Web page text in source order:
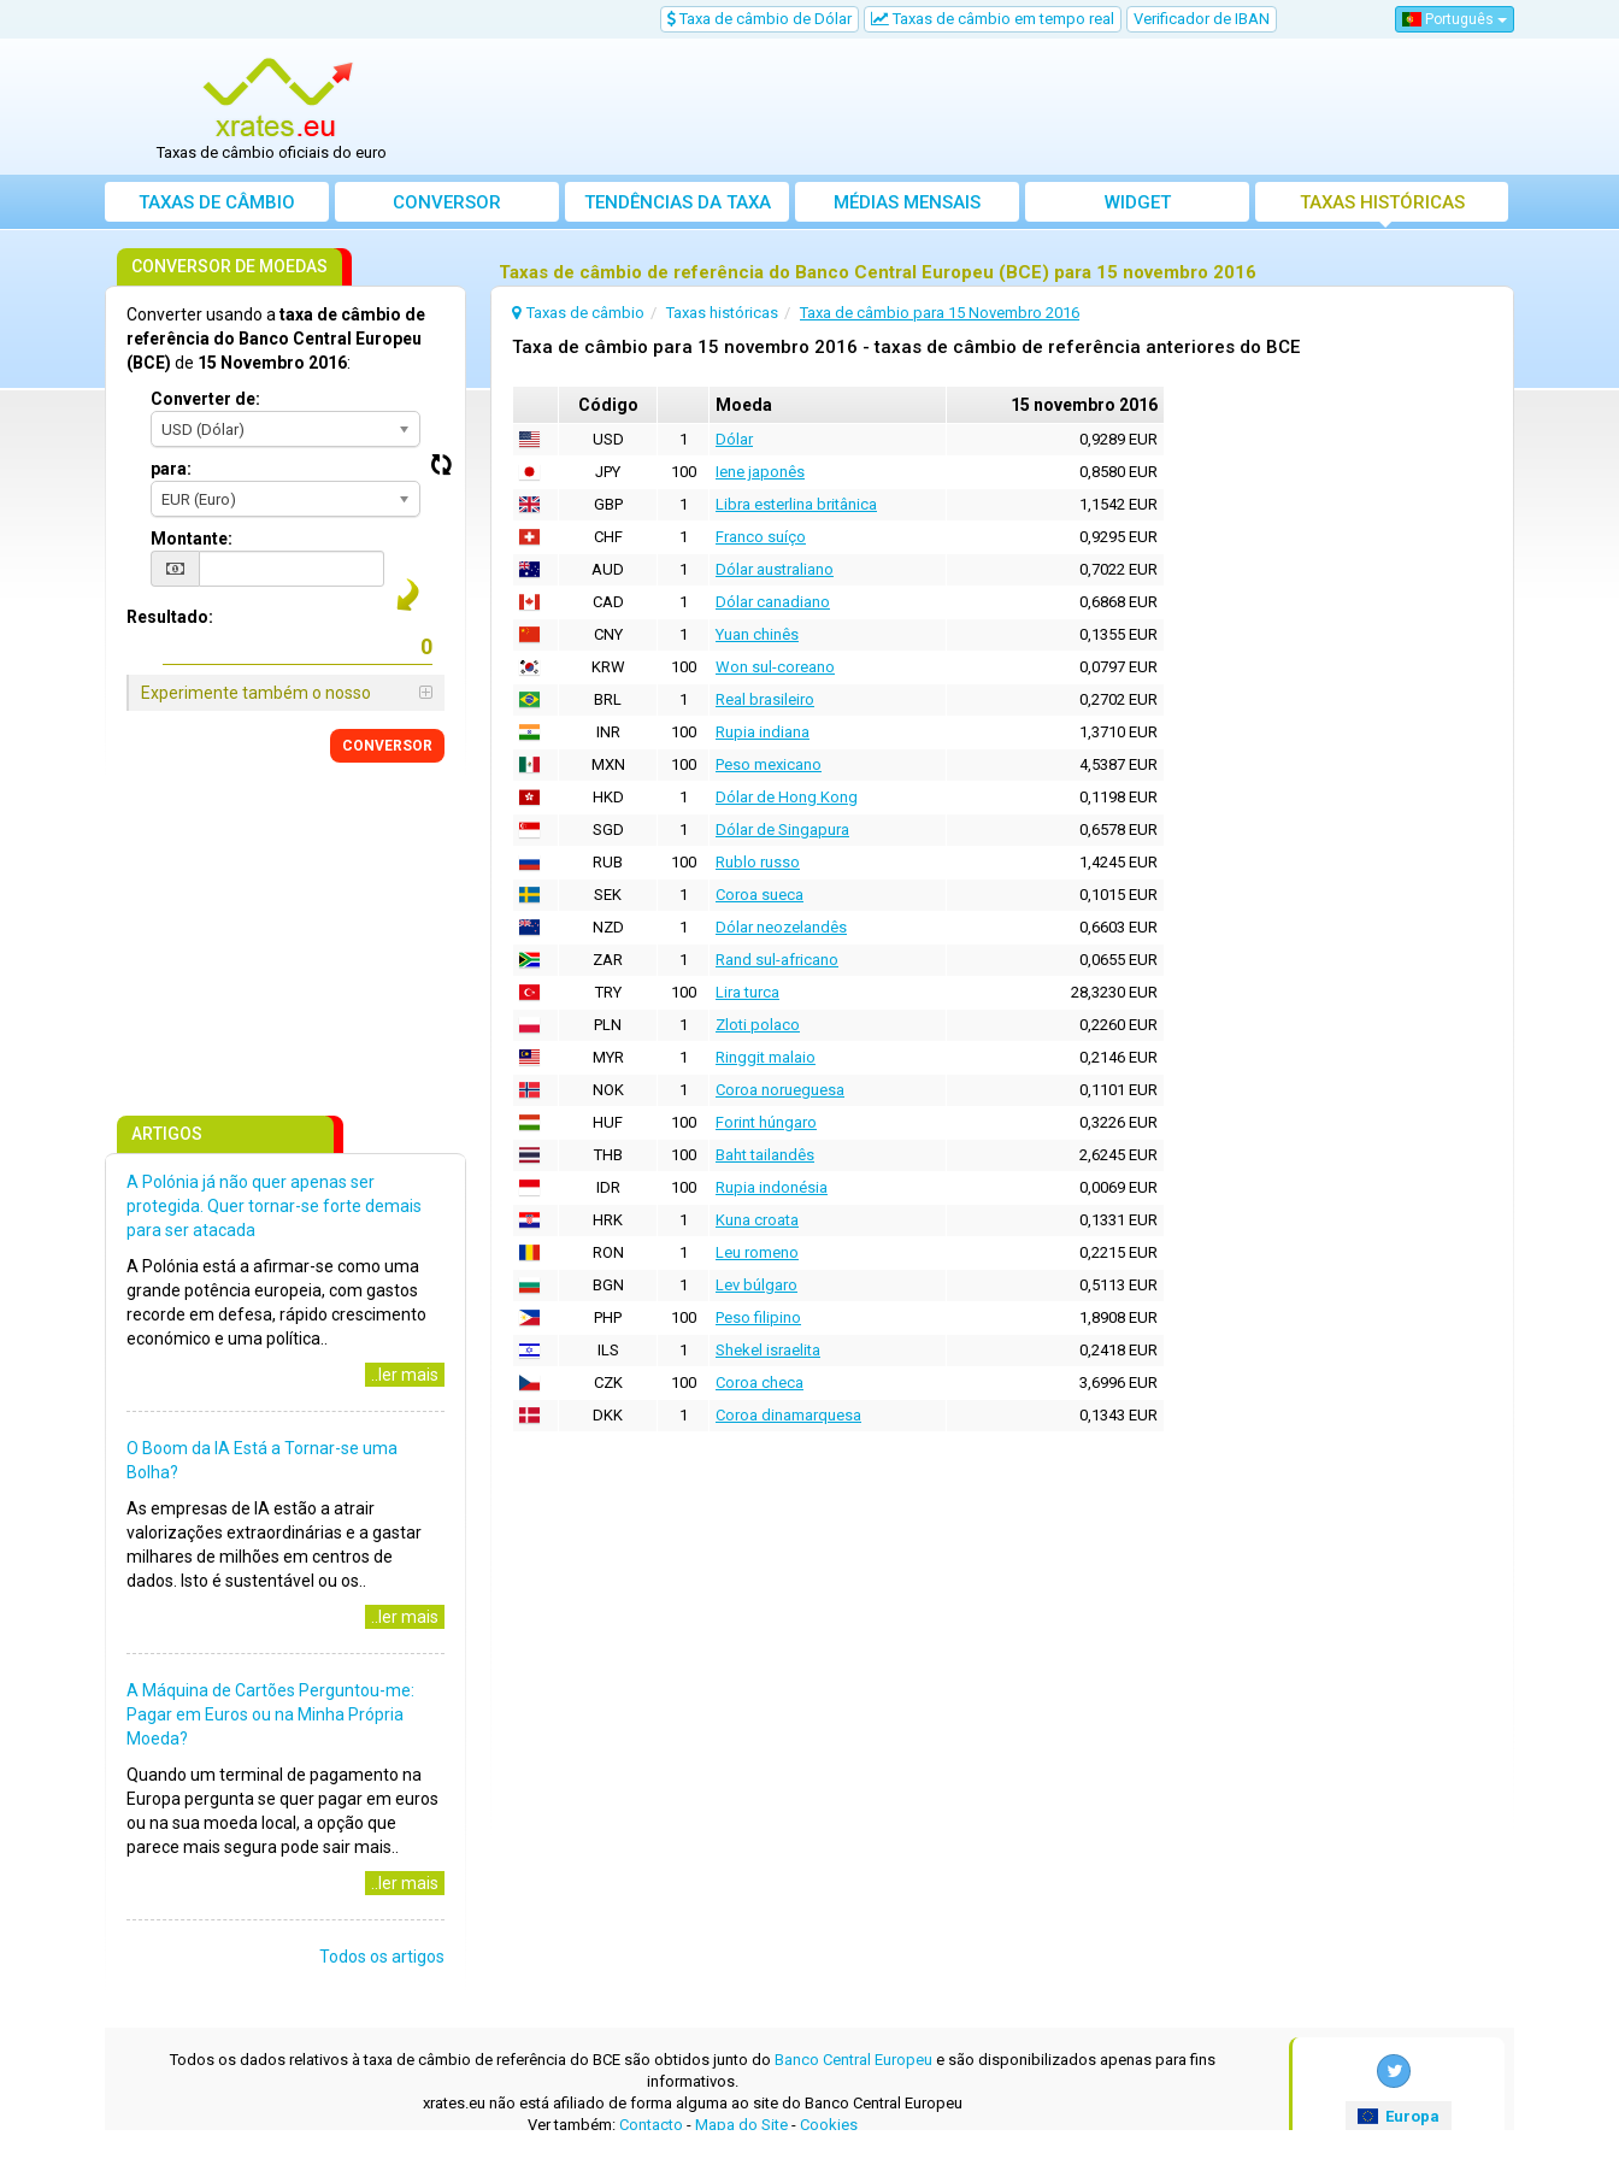
Taxa de câmbio de Dólar Taxas de câmbio em tempo real Verificador de IBAN Português
Taxas de câmbio oficiais do euro
TAXAS DE CÂMBIO CONVERSOR TENDÊNCIAS DA TAXA MÉDIAS MENSAIS WIDGET TAXAS HISTÓRICAS
Taxas de câmbio de referência do Banco Central Europeu (BCE) para 15 novembro 2016
Taxas de câmbio Taxas históricas Taxa de câmbio para 15 Novembro 2016
Taxa de câmbio para 15 novembro 2016 - taxas de câmbio de referência anteriores do BCE
Código Moeda 15 novembro 2016
USD 1 Dólar
0,9289 EUR
JPY
100 Iene japonês
0,8580 EUR
GBP
1 Libra esterlina britânica
1,1542 EUR
CHF
1 Franco suíço
0,9295 EUR
AUD
1 Dólar australiano
0,7022 EUR
CAD
1 Dólar canadiano
0,6868 EUR
CNY
1 Yuan chinês
0,1355 EUR
KRW
100 Won sul-coreano
0,0797 EUR
BRL
1 Real brasileiro
0,2702 EUR
INR
100 Rupia indiana
1,3710 EUR
MXN
100 Peso mexicano
4,5387 EUR
HKD
1 Dólar de Hong Kong
0,1198 EUR
SGD
1 Dólar de Singapura
0,6578 EUR
RUB
100 Rublo russo
1,4245 EUR
SEK
1 Coroa sueca
0,1015 EUR
NZD
1 Dólar neozelandês
0,6603 EUR
ZAR
1 Rand sul-africano
0,0655 EUR
TRY
100 Lira turca
28,3230 EUR
PLN
1 Zloti polaco
0,2260 EUR
MYR
1 Ringgit malaio
0,2146 EUR
NOK
1 Coroa norueguesa
0,1101 EUR
HUF
100 Forint húngaro
0,3226 EUR
THB
100 Baht tailandês
2,6245 EUR
IDR
100 Rupia indonésia
0,0069 EUR
HRK
1 Kuna croata
0,1331 EUR
RON
1 Leu romeno
0,2215 EUR
BGN
1 Lev búlgaro
0,5113 EUR
PHP
100 Peso filipino
1,8908 EUR
ILS
1 Shekel israelita
0,2418 EUR
CZK
100 Coroa checa
3,6996 EUR
DKK
1 Coroa dinamarquesa 0,1343 EUR
CONVERSOR DE MOEDAS
Converter usando ataxa de câmbio de
referência do Banco Central Europeu
(BCE) de 15 Novembro 2016:
Converter de:
USD (Dólar)
para:
EUR (Euro)
Montante:
Resultado:
Experimente também o nosso
CONVERSOR
ARTIGOS
A Polónia já não quer apenas ser
protegida. Quer tornar-se forte demais
para ser atacada
A Polónia está a afirmar-se como uma
grande potência europeia, com gastos
recorde em defesa, rápido crescimento
económico e uma política..
..ler mais
O Boom da IA Está a Tornar-se uma
Bolha?
As empresas de IA estão a atrair
valorizações extraordinárias e a gastar
milhares de milhões em centros de
dados. Isto é sustentável ou os..
..ler mais
A Máquina de Cartões Perguntou-me:
Pagar em Euros ou na Minha Própria
Moeda?
Quando um terminal de pagamento na
Europa pergunta se quer pagar em euros
ou na sua moeda local, a opção que
parece mais segura pode sair mais..
..ler mais
Todos os artigos
Todos os dados relativos à taxa de câmbio de referência do BCE são obtidos junto do Banco Central Europeu e são disponibilizados apenas para fins
informativos.
xrates.eu não está afiliado de forma alguma ao site do Banco Central Europeu
Ver também: Contacto - Mapa do Site- Cookies
Europa